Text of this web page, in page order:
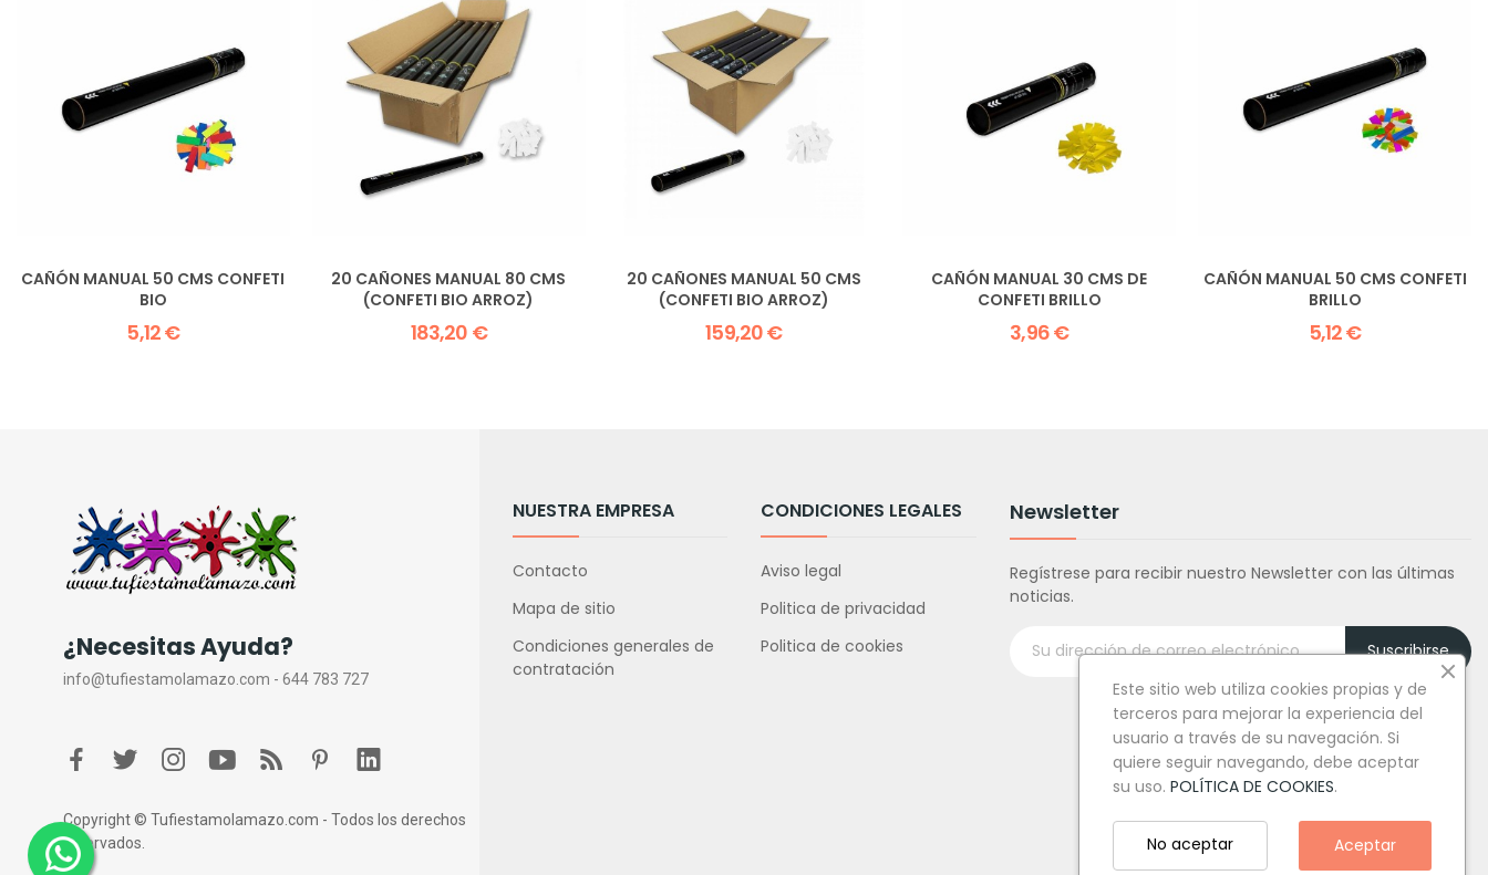
CAÑÓN MANUAL 50 CMS CONFETI
BIO
5,12 €
20 CAÑONES MANUAL 80 CMS
(CONFETI BIO ARROZ)
183,20 €
20 CAÑONES MANUAL 50 CMS
(CONFETI BIO ARROZ)
159,20 €
CAÑÓN MANUAL 30 CMS DE
CONFETI BRILLO
3,96 €
CAÑÓN MANUAL 50 CMS CONFETI
BRILLO
5,12 €
¿Necesitas Ayuda?
info@tufiestamolamazo.com - 644 783 727
NUESTRA EMPRESA
Contacto
Mapa de sitio
Condiciones generales de
contratación
CONDICIONES LEGALES
Aviso legal
Politica de privacidad
Politica de cookies
Newsletter
Regístrese para recibir nuestro Newsletter con las últimas
noticias.
Suscribirse
Copyright © Tufiestamolamazo.com - Todos los derechos
reservados.
Este sitio web utiliza cookies propias y de
terceros para mejorar la experiencia del
usuario a través de su navegación. Si
quiere seguir navegando, debe aceptar
su uso. POLÍTICA DE COOKIES.
Aceptar
No aceptar